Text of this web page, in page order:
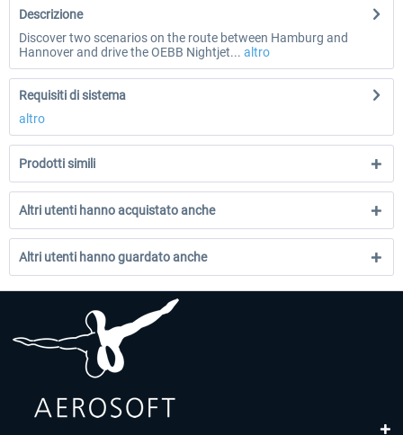
Descrizione
Discover two scenarios on the route between Hamburg and
Hannover and drive the OEBB Nightjet... altro
Requisiti di sistema
altro
Prodotti simili
Altri utenti hanno acquistato anche
Altri utenti hanno guardato anche